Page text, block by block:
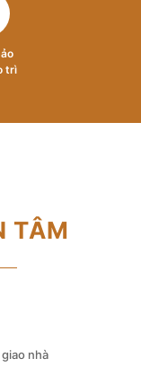
trì
TÂM
nhà